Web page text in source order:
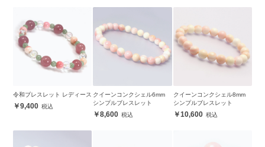
令和ブレスレット レディース
9,400
クイーンコンクシェル6mm
シンプルブレスレット
8,600
クイーンコンクシェル8mm
シンプルブレスレット
10,600